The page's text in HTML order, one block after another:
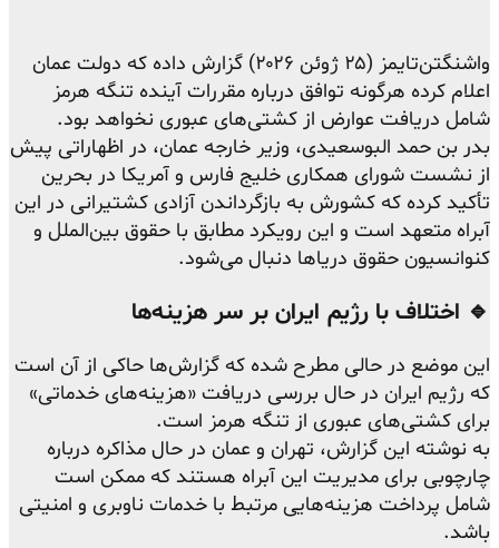
واشنگتن‌تایمز (۲۵ ژوئن ۲۰۲۶) گزارش داده که دولت عمان
اعلام کرده هرگونه توافق درباره مقررات آینده تنگه هرمز
شامل دریافت عوارض از کشتی‌های عبوری نخواهد بود.
بدر بن حمد البوسعیدی، وزیر خارجه عمان، در اظهاراتی پیش
از نشست شورای همکاری خلیج فارس و آمریکا در بحرین
تأکید کرده که کشورش به بازگرداندن آزادی کشتیرانی در این
آبراه متعهد است و این رویکرد مطابق با حقوق بین‌الملل و
کنوانسیون حقوق دریاها دنبال می‌شود.
🔹 اختلاف با رژیم ایران بر سر هزینه‌ها
این موضع در حالی مطرح شده که گزارش‌ها حاکی از آن است
که رژیم ایران در حال بررسی دریافت «هزینه‌های خدماتی»
برای کشتی‌های عبوری از تنگه هرمز است.
به نوشته این گزارش، تهران و عمان در حال مذاکره درباره
چارچوبی برای مدیریت این آبراه هستند که ممکن است
شامل پرداخت هزینه‌هایی مرتبط با خدمات ناوبری و امنیتی
باشد.